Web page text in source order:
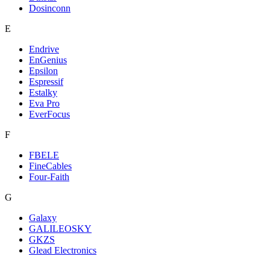
Dosinconn
E
Endrive
EnGenius
Epsilon
Espressif
Estalky
Eva Pro
EverFocus
F
FBELE
FineCables
Four-Faith
G
Galaxy
GALILEOSKY
GKZS
Glead Electronics